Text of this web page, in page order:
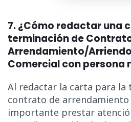
7. ¿Cómo redactar una
terminación de
Arrendamiento/
Comercial con persona
Al redactar la carta para la
contrato de arrendamiento
importante prestar